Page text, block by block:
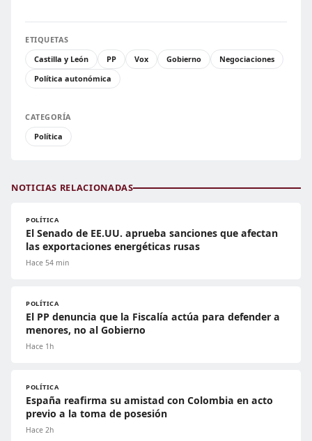
ETIQUETAS
Castilla y León
PP Vox Gobierno
Negociaciones
Política autonómica
CATEGORÍA
Política
NOTICIAS RELACIONADAS
POLÍTICA
El Senado de EE.UU. aprueba sanciones que afectan
las exportaciones energéticas rusas
Hace 54 min
POLÍTICA
El PP denuncia que la Fiscalía actúa para defender a
menores, no al Gobierno
Hace 1h
POLÍTICA
España reafirma su amistad con Colombia en acto
previo a la toma de posesión
Hace 2h